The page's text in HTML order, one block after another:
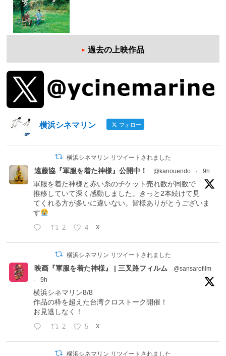
過去の上映作品
横浜シネマリン フォロー
横浜シネマリン リツイートされました
遠藤協『軍服を着た神様』公開中！ @kanouendo · 9h
軍服を着た神様と赤い糸のチケット売れ数が同数で
推移していて深く感動しました。きっと2本続けて見
てくれる方が多いに違いない。皆様ありがとうございま
す
2 4 X
横浜シネマリン リツイートされました
映画『軍服を着た神様』 | 三叉路フィルム
@sansarofilm
·
9h
横浜シネマリン8/8
作品の枠を超えた台湾クロストーク開催！
お見逃しなく！
2 5 X
横浜シネマリン リツイートされました